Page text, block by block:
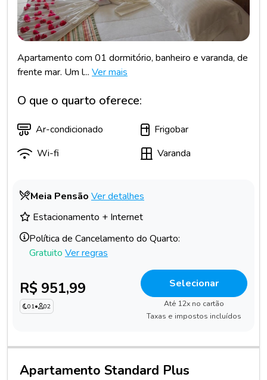
Apartamento com 01 dormitório, banheiro e varanda, de
frente mar. Um l... Ver mais
O que o quarto oferece:
Ar-condicionado
Frigobar
Wi-fi
Varanda
Meia Pensão Ver detalhes
Estacionamento + Internet
Política de Cancelamento do Quarto:
Gratuito Ver regras
R$ 951,99
01• 02
Selecionar
Até 12x no cartão
Taxas e impostos incluídos
Apartamento Standard Plus